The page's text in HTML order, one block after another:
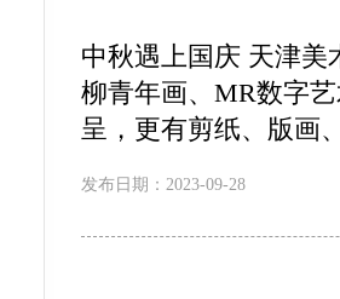
中秋遇上国庆 天津美
柳青年画、MR数字
呈，更有剪纸、版画
发布日期：2023-09-28